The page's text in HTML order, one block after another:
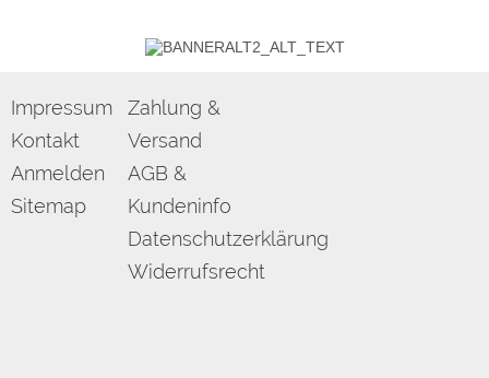
Impressum
Kontakt
Anmelden
Sitemap
Zahlung &
Versand
AGB &
Kundeninfo
Datenschutzerklärung
Widerrufsrecht